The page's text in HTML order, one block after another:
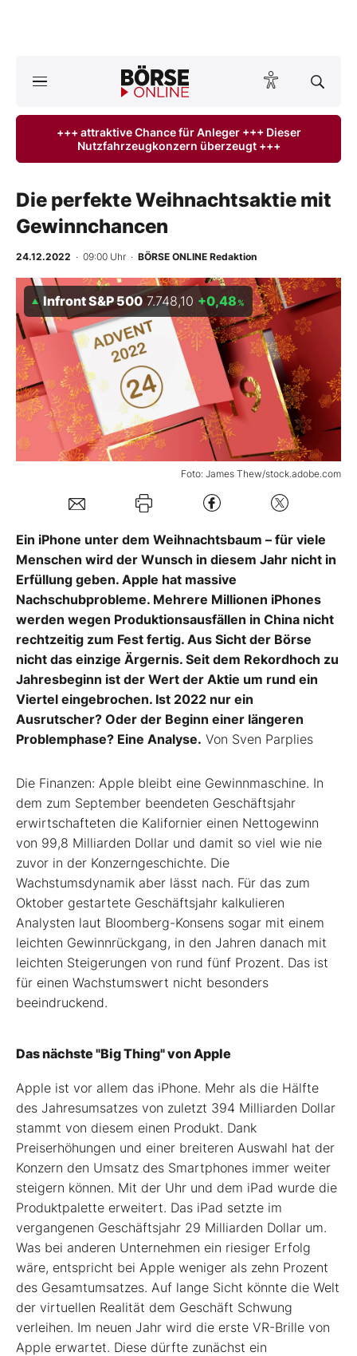
Anlageprodukte
Finanz-Check
Abo & Shop
Experten
Mein B:O
Mein Konto
Folgen Sie uns
Kontakt
+++ attraktive Chance für Anleger +++ Dieser
Nutzfahrzeugkonzern überzeugt +++
Die perfekte Weihnachtsaktie mit
Gewinnchancen
24.12.2022 · 09:00 Uhr · BÖRSE ONLINE Redaktion
Foto: James Thew/stock.adobe.com
Infront S&P 500 7.748,10 +0,48 %
Ein iPhone unter dem Weihnachtsbaum – für viele
Menschen wird der Wunsch in diesem Jahr nicht in
Erfüllung geben. Apple hat massive
Nachschubprobleme. Mehrere Millionen iPhones
werden wegen Produktionsausfällen in China nicht
rechtzeitig zum Fest fertig. Aus Sicht der Börse
nicht das einzige Ärgernis. Seit dem Rekordhoch zu
Jahresbeginn ist der Wert der Aktie um rund ein
Viertel eingebrochen. Ist 2022 nur ein
Ausrutscher? Oder der Beginn einer längeren
Problemphase? Eine Analyse. Von Sven Parplies
Die Finanzen: Apple bleibt eine Gewinnmaschine. In
dem zum September beendeten Geschäftsjahr
erwirtschafteten die Kalifornier einen Nettogewinn
von 99,8 Milliarden Dollar und damit so viel wie nie
zuvor in der Konzerngeschichte. Die
Wachstumsdynamik aber lässt nach. Für das zum
Oktober gestartete Geschäftsjahr kalkulieren
Analysten laut Bloomberg-Konsens sogar mit einem
leichten Gewinnrückgang, in den Jahren danach mit
leichten Steigerungen von rund fünf Prozent. Das ist
für einen Wachstumswert nicht besonders
beeindruckend.
Das nächste "Big Thing" von Apple
Apple ist vor allem das iPhone. Mehr als die Hälfte
des Jahresumsatzes von zuletzt 394 Milliarden Dollar
stammt von diesem einen Produkt. Dank
Preiserhöhungen und einer breiteren Auswahl hat der
Konzern den Umsatz des Smartphones immer weiter
steigern können. Mit der Uhr und dem iPad wurde die
Produktpalette erweitert. Das iPad setzte im
vergangenen Geschäftsjahr 29 Milliarden Dollar um.
Was bei anderen Unternehmen ein riesiger Erfolg
wäre, entspricht bei Apple weniger als zehn Prozent
des Gesamtumsatzes. Auf lange Sicht könnte die Welt
der virtuellen Realität dem Geschäft Schwung
verleihen. Im neuen Jahr wird die erste VR-Brille von
Apple erwartet. Diese dürfte zunächst ein